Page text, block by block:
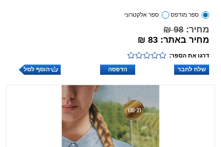
ספר מודפס ספר אלקטרוני
מחיר: 98 ₪
מחיר באתר: 83 ₪
דרגו את הספר:
שלח לחבר
הדפסה הוסף לסל